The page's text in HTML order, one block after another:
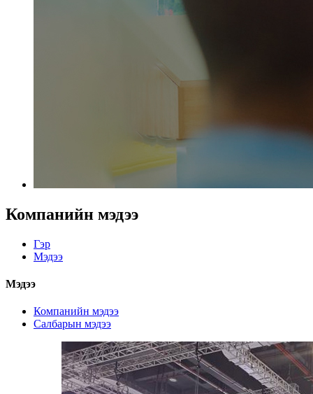
Компанийн мэдээ
Гэр
Мэдээ
Мэдээ
Компанийн мэдээ
Салбарын мэдээ